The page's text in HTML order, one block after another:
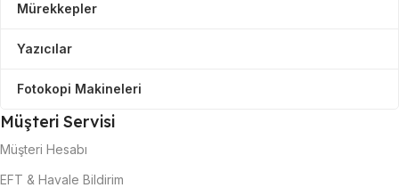
Mürekkepler
Yazıcılar
Fotokopi Makineleri
Müşteri Servisi
Müşteri Hesabı
EFT & Havale Bildirim